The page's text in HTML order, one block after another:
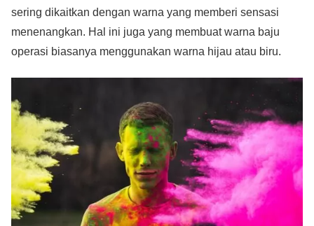
sering dikaitkan dengan warna yang memberi sensasi
menenangkan. Hal ini juga yang membuat warna baju
operasi biasanya menggunakan warna hijau atau biru.